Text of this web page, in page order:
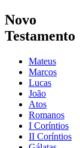
Novo
Testamento
Mateus
Marcos
Lucas
João
Atos
Romanos
I Coríntios
II Coríntios